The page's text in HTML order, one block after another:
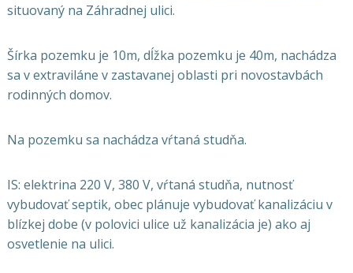
situovaný na Záhradnej ulici.
Šírka pozemku je 10m, dĺžka pozemku je 40m, nachádza
sa v extraviláne v zastavanej oblasti pri novostavbách
rodinných domov.
Na pozemku sa nachádza vŕtaná studňa.
IS: elektrina 220 V, 380 V, vŕtaná studňa, nutnosť
vybudovať septik, obec plánuje vybudovať kanalizáciu v
blízkej dobe (v polovici ulice už kanalizácia je) ako aj
osvetlenie na ulici.